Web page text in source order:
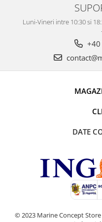
Luni-Vineri intre 10:30 si
DATE
© 2023 Marine Concept Store